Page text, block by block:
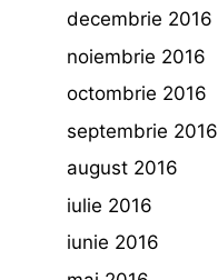
decembrie 2016
noiembrie 2016
octombrie 2016
septembrie 2016
august 2016
iulie 2016
iunie 2016